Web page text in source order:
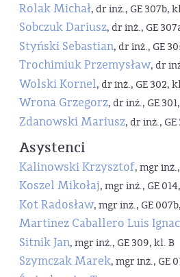
Rolak Michał, dr inż., GE 307b,
Sobczuk Dariusz, dr inż., GE
Styński Sebastian, dr inż., GE
Trochimiuk Przemysław, dr
Wolski Kornel, dr inż., GE 302,
Wrona Grzegorz, dr inż., GE
Zdanowski Mariusz, dr inż., GE
Asystenci
Kalinowski Krzysztof, mgr
Koszel Mikołaj, mgr inż., GE
Kot Radosław, mgr inż., GE
Martinez Caballero Luis
Sitnik Jan, mgr inż., GE 309, kl. B
Szymczak Marek, mgr inż., GE